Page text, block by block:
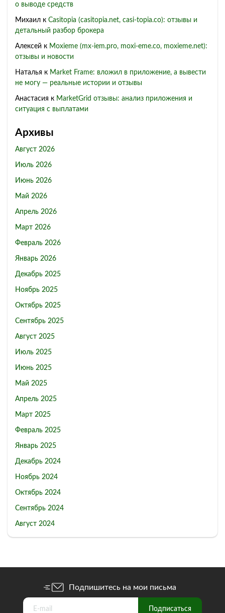
о выводе средств
Михаил к Casitopia (casitopia.net, casi-topia.co): отзывы и
детальный разбор брокера
Алексей к Moxieme (mx-iem.pro, moxi-eme.co, moxieme.net):
отзывы и новости
Наталья к Market Frame: вложил в приложение, а вывести
не могу — реальные истории и отзывы
Анастасия к MarketGrid отзывы: анализ приложения и
ситуация с выплатами
Архивы
Август 2026
Июль 2026
Июнь 2026
Май 2026
Апрель 2026
Март 2026
Февраль 2026
Январь 2026
Декабрь 2025
Ноябрь 2025
Октябрь 2025
Сентябрь 2025
Август 2025
Июль 2025
Июнь 2025
Май 2025
Апрель 2025
Март 2025
Февраль 2025
Январь 2025
Декабрь 2024
Ноябрь 2024
Октябрь 2024
Сентябрь 2024
Август 2024
Подпишитесь на мои письма